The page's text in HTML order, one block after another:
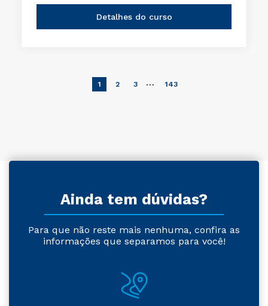
Detalhes do curso
1 2 3 … 143
Ainda tem dúvidas?
Para que não reste mais nenhuma, confira as
informações que separamos para você!